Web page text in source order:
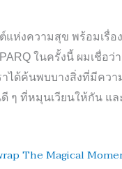
ห่งความสุข พร้อมเรื่อ
ในครั้งนี้ ผมเชื่อว่
าได้ค้นพบบางสิ่งที่มีคว
ๆ ที่หมุนเวียนให้กัน